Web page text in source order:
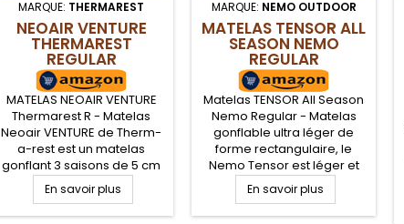
MARQUE: THERMAREST
NEOAIR VENTURE
THERMAREST
REGULAR
MATELAS NEOAIR VENTURE
Thermarest R - Matelas
Neoair VENTURE de Therm-
a-rest est un matelas
gonflant 3 saisons de 5 cm
d'épaisseur, avec sa valeur
R de 2.2. Ultra léger, robuste
et compact, le matelas
En savoir plus
MARQUE: NEMO OUTDOOR
MATELAS TENSOR ALL
SEASON NEMO
REGULAR
Matelas TENSOR All Season
Nemo Regular - Matelas
gonflable ultra léger de
forme rectangulaire, le
Nemo Tensor est léger et
confortable avec ses 9 cm
d'épaisseur pour des
bivouacs sur 4 saisons offre
En savoir plus